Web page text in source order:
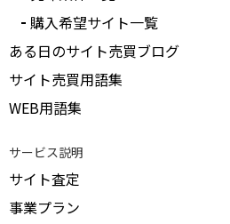
購入希望サイト一覧
ある日のサイト売買ブログ
サイト売買用語集
WEB用語集
サービス説明
サイト査定
事業プラン